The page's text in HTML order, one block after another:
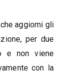
aggiorni gli
per due
e non viene
con la